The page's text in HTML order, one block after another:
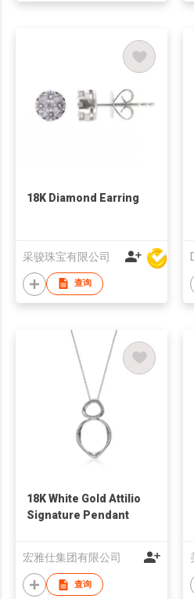
18K Diamond Earring
采骏珠宝有限公司
查询
18K White Gold Attilio
Signature Pendant
宏雅仕集团有限公司
查询